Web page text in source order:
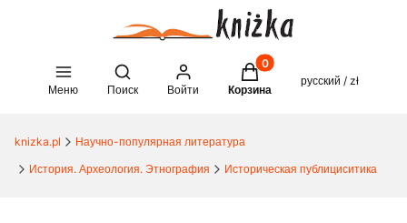
Меню
Open search engine
Поиск Войти
Товары в корзине: 0.
Корзина
русский / zł
knizka.pl
Научно-популярная литература
История. Археология. Этнография
Историческая публициситика